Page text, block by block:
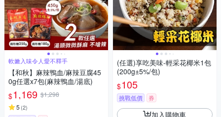
軟嫩入味令人愛不釋手
【和秋】麻辣鴨血/麻辣豆腐45
0g任選x7包(麻辣鴨血/湯底)
$1,169 $1,298
5 (2)
(任選)享吃美味-輕采花椰米1包
(200g±5%/包)
$105
挑戰低價 券
加入購物車